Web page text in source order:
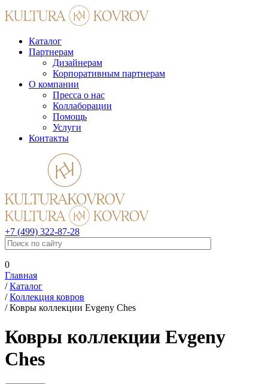
Каталог
Партнерам
Дизайнерам
Корпоративным партнерам
О компании
Пресса о нас
Коллаборации
Помощь
Услуги
Контакты
+7 (499) 322-87-28
0
Главная
/Каталог
/Коллекция ковров
/Ковры коллекции Evgeny Ches
Ковры коллекции Evgeny
Ches